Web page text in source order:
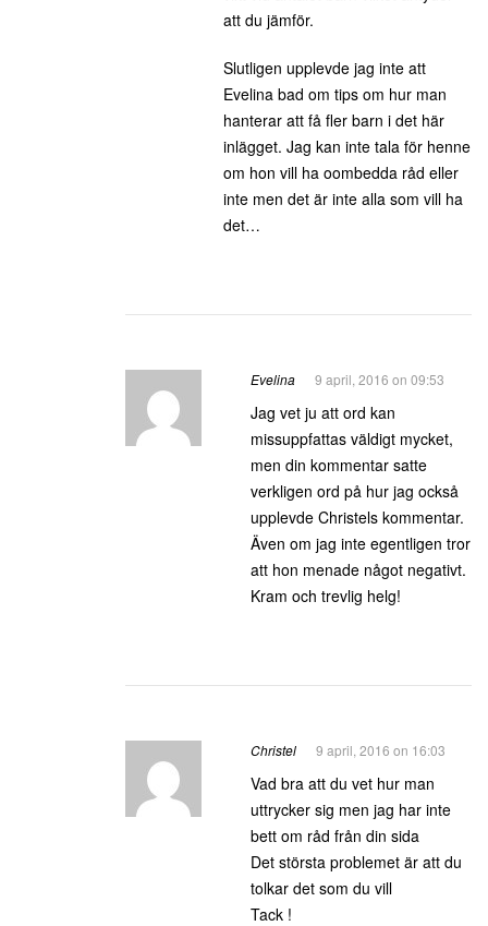
att du jämför.
Slutligen upplevde jag inte att
Evelina bad om tips om hur man
hanterar att få fler barn i det här
inlägget. Jag kan inte tala för henne
om hon vill ha oombedda råd eller
inte men det är inte alla som vill ha
det…
Evelina 9 april, 2016 on 09:53
Jag vet ju att ord kan
missuppfattas väldigt mycket,
men din kommentar satte
verkligen ord på hur jag också
upplevde Christels kommentar.
Även om jag inte egentligen tror
att hon menade något negativt.
Kram och trevlig helg!
Christel 9 april, 2016 on 16:03
Vad bra att du vet hur man
uttrycker sig men jag har inte
bett om råd från din sida
Det största problemet är att du
tolkar det som du vill
Tack !